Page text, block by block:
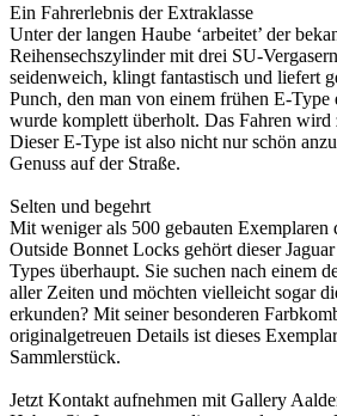
Ein Fahrerlebnis der Extraklasse
Unter der langen Haube ‘arbeitet’ der
Reihensechszylinder mit drei SU-
seidenweich, klingt fantastisch und liefert
Punch, den man von einem frühen E-
wurde komplett überholt. Das Fahren wird
Dieser E-Type ist also nicht nur schön
Genuss auf der Straße.
Selten und begehrt
Mit weniger als 500 gebauten Exemplaren
Outside Bonnet Locks gehört dieser
Types überhaupt. Sie suchen nach einem
aller Zeiten und möchten vielleicht sogar
erkunden? Mit seiner besonderen
originalgetreuen Details ist dieses
Sammlerstück.
Jetzt Kontakt aufnehmen mit Gallery